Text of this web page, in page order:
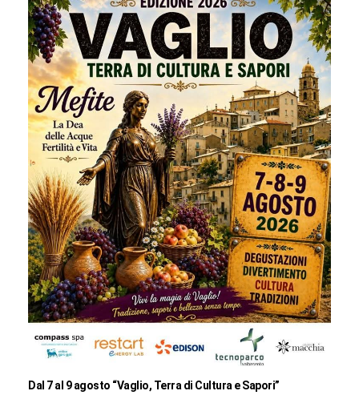
Dal 7 al 9 agosto “Vaglio, Terra di Cultura e Sapori”